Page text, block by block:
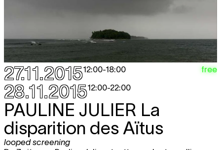
27.11.201512:00-18:00
28.11.201512:00-22:00
free
PAULINE JULIER La
disparition des Aïtus
looped screening